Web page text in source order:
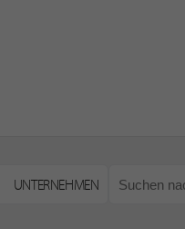
UNTERNEHMEN